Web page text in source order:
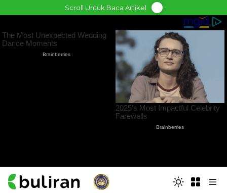
to
Scroll Untuk Baca Artikel